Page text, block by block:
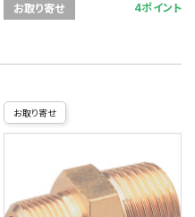
お取り寄せ 4ポイント
お取り寄せ